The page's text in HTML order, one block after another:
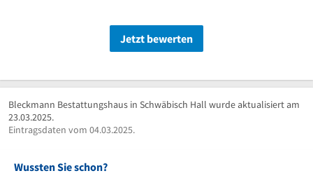
Jetzt bewerten
Bleckmann Bestattungshaus in Schwäbisch Hall wurde aktualisiert am
23.03.2025.
Eintragsdaten vom 04.03.2025.
Wussten Sie schon?